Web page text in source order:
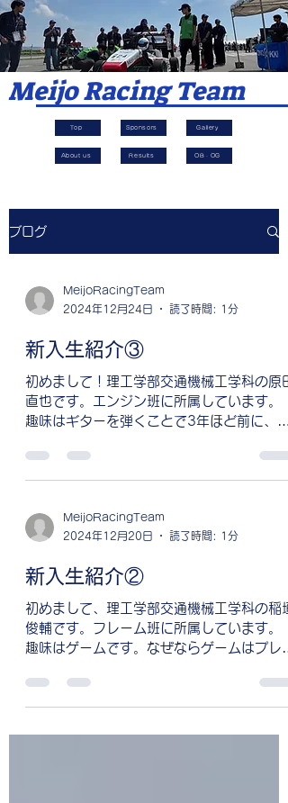
​Meijo Racing Team
Top
About us
Sponsors
Results
Gallery
OB・OG
ブログ
MeijoRacingTeam
2024年12月24日
読了時間: 1分
新入生紹介③
初めまして！理工学部交通機械工学科の原田
直也です。エンジン班に所属しています。
趣味はギターを弾くことで3年ほど前に、高
けです。最初は、家にたまたまあったギター
を引っ張ってきて授業でやった曲の練習をし
MeijoRacingTeam
2024年12月20日
読了時間: 1分
新入生紹介②
初めまして、理工学部交通機械工学科の稲垣
俊輔です。フレーム班に所属しています。
趣味はゲームです。なぜならゲームはプレイ
り越えることで達成感を得られるからです。
難しいレベルをクリアしたり、強敵を倒した